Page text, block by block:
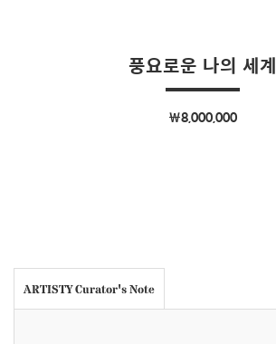
풍요로운 나의 세계
￦8,000,000
ARTISTY Curator's Note